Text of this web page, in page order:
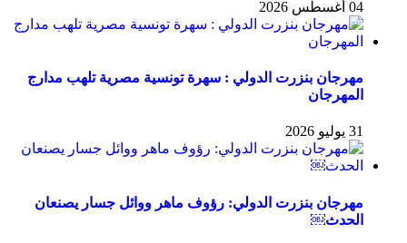
04 أغسطس 2026
مهرجان بنزرت الدولي : سهرة تونسية مصرية تلهب مدارج
المهرجان
31 يوليو 2026
مهرجان بنزرت الدولي: رؤوف ماهر ووائل جسار يصنعان
الحدث￼